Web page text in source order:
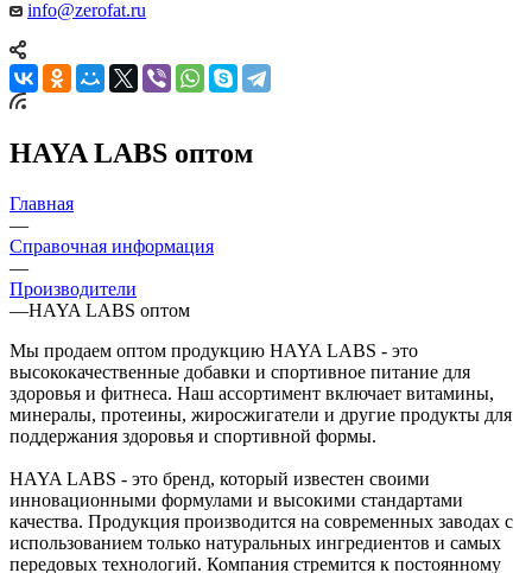
info@zerofat.ru
HAYA LABS оптом
Главная
—
Справочная информация
—
Производители
—HAYA LABS оптом
Мы продаем оптом продукцию HAYA LABS - это
высококачественные добавки и спортивное питание для
здоровья и фитнеса. Наш ассортимент включает витамины,
минералы, протеины, жиросжигатели и другие продукты для
поддержания здоровья и спортивной формы.
HAYA LABS - это бренд, который известен своими
инновационными формулами и высокими стандартами
качества. Продукция производится на современных заводах с
использованием только натуральных ингредиентов и самых
передовых технологий. Компания стремится к постоянному